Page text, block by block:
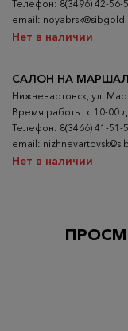
Телефон: 8(3496) 42-56-
email:
Нет в наличии
САЛОН НА
Нижневартовск, ул.
Время работы: с 10-00
Телефон: 8(3466) 41-51-
email:
Нет в наличии